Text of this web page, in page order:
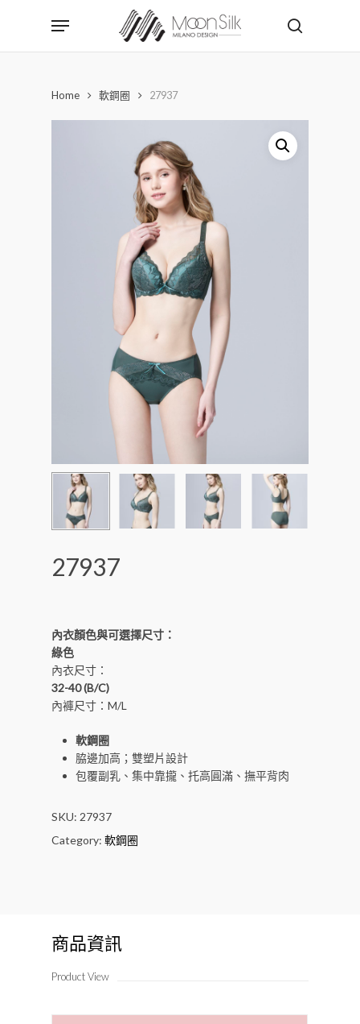
search
Menu
Home 軟鋼圈 27937
27937
內衣顏色與可選擇尺寸：
綠色
內衣尺寸：
32-40 (B/C)
內褲尺寸：M/L
軟鋼圈
脇邊加高；雙塑片設計
包覆副乳、集中靠攏、托高圓滿、撫平背肉
SKU: 27937
Category: 軟鋼圈
商品資訊
Product View